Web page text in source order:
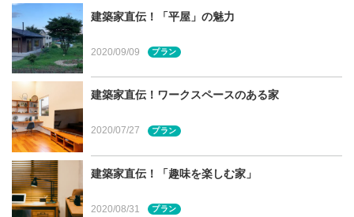
おすすめは「半屋外空間」
せっかくマイホームを新築するのであれば、家にいながら
アウトドアを楽しめる空間をつくってみてはいかがでしょ
うか。私がおすすめするのは「半屋外空間」です。リビン
グなどの室内と一体感があり、外と内の自然な繋がりを促
してくれる屋根付きのテラスやデッキがおすすめです。
宮城県・杜ハウス実例（以下写真全て）
建築家直伝！「平屋」の魅力
2020/09/09 プラン
建築家直伝！ワークスペースのある家
2020/07/27 プラン
建築家直伝！「趣味を楽しむ家」
2020/08/31 プラン